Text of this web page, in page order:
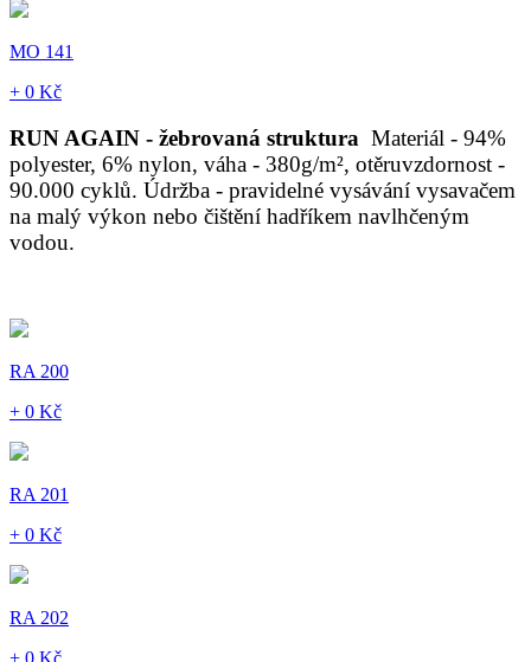
MO 141
+ 0 Kč
RUN AGAIN - žebrovaná struktura Materiál - 94%
polyester, 6% nylon, váha - 380g/m², otěruvzdornost -
90.000 cyklů. Údržba - pravidelné vysávání vysavačem
na malý výkon nebo čištění hadříkem navlhčeným
vodou.
RA 200
+ 0 Kč
RA 201
+ 0 Kč
RA 202
+ 0 Kč